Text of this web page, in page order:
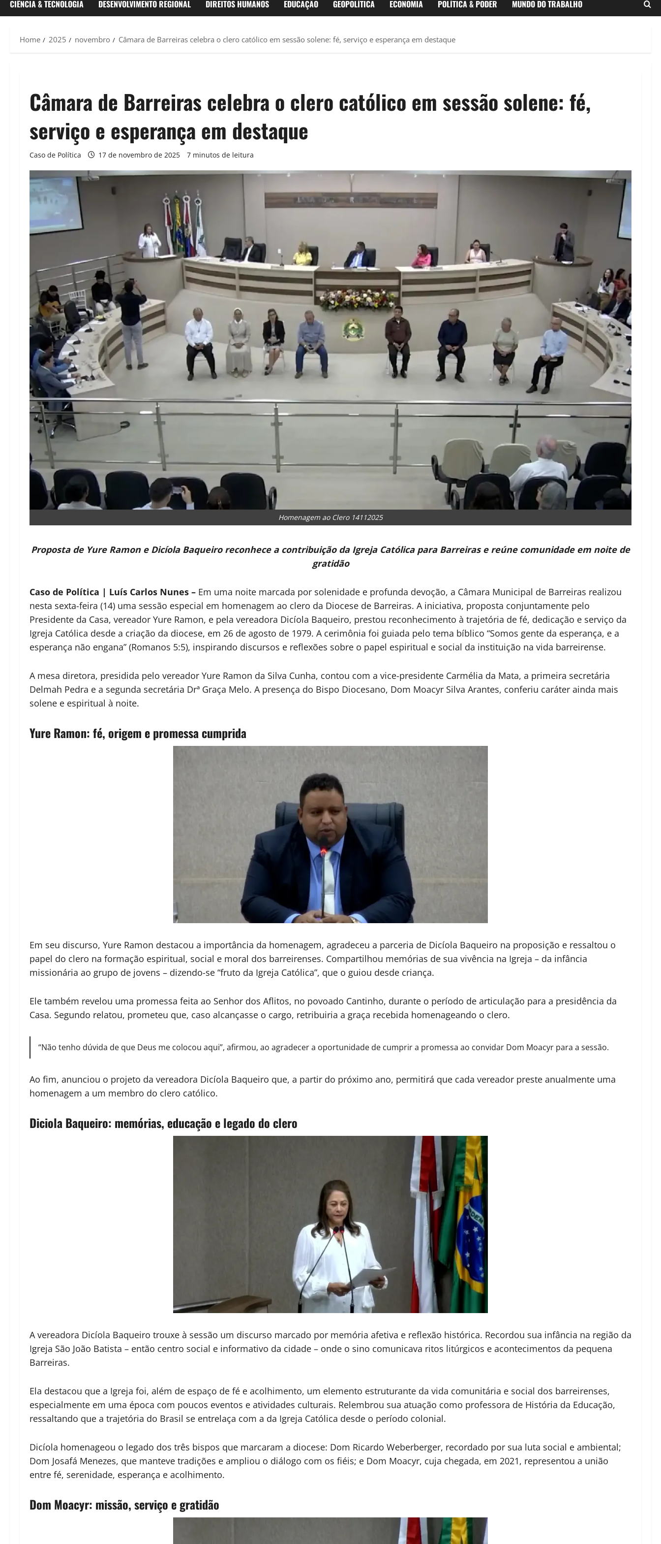
CIÊNCIA & TECNOLOGIA DESENVOLVIMENTO REGIONAL DIREITOS HUMANOS EDUCAÇÃO GEOPOLÍTICA ECONOMIA POLÍTICA & PODER MUNDO DO TRABALHO
Home 2025 novembro Câmara de Barreiras celebra o clero católico em sessão solene: fé, serviço e esperança em destaque
Câmara de Barreiras celebra o clero católico em sessão solene: fé,
serviço e esperança em destaque
Caso de Política 17 de novembro de 2025 7 minutos de leitura
Homenagem ao Clero 14112025
Proposta de Yure Ramon e Dicíola Baqueiro reconhece a contribuição da Igreja Católica para Barreiras e reúne comunidade em noite de
gratidão
Caso de Política | Luís Carlos Nunes – Em uma noite marcada por solenidade e profunda devoção, a Câmara Municipal de Barreiras realizou
nesta sexta-feira (14) uma sessão especial em homenagem ao clero da Diocese de Barreiras. A iniciativa, proposta conjuntamente pelo
Presidente da Casa, vereador Yure Ramon, e pela vereadora Dicíola Baqueiro, prestou reconhecimento à trajetória de fé, dedicação e serviço da
Igreja Católica desde a criação da diocese, em 26 de agosto de 1979. A cerimônia foi guiada pelo tema bíblico “Somos gente da esperança, e a
esperança não engana” (Romanos 5:5), inspirando discursos e reflexões sobre o papel espiritual e social da instituição na vida barreirense.
A mesa diretora, presidida pelo vereador Yure Ramon da Silva Cunha, contou com a vice-presidente Carmélia da Mata, a primeira secretária
Delmah Pedra e a segunda secretária Drª Graça Melo. A presença do Bispo Diocesano, Dom Moacyr Silva Arantes, conferiu caráter ainda mais
solene e espiritual à noite.
Yure Ramon: fé, origem e promessa cumprida
Em seu discurso, Yure Ramon destacou a importância da homenagem, agradeceu a parceria de Dicíola Baqueiro na proposição e ressaltou o
papel do clero na formação espiritual, social e moral dos barreirenses. Compartilhou memórias de sua vivência na Igreja – da infância
missionária ao grupo de jovens – dizendo-se “fruto da Igreja Católica”, que o guiou desde criança.
Ele também revelou uma promessa feita ao Senhor dos Aflitos, no povoado Cantinho, durante o período de articulação para a presidência da
Casa. Segundo relatou, prometeu que, caso alcançasse o cargo, retribuiria a graça recebida homenageando o clero.
“Não tenho dúvida de que Deus me colocou aqui”, afirmou, ao agradecer a oportunidade de cumprir a promessa ao convidar Dom Moacyr para a sessão.
Ao fim, anunciou o projeto da vereadora Dicíola Baqueiro que, a partir do próximo ano, permitirá que cada vereador preste anualmente uma
homenagem a um membro do clero católico.
Diciola Baqueiro: memórias, educação e legado do clero
A vereadora Dicíola Baqueiro trouxe à sessão um discurso marcado por memória afetiva e reflexão histórica. Recordou sua infância na região da
Igreja São João Batista – então centro social e informativo da cidade – onde o sino comunicava ritos litúrgicos e acontecimentos da pequena
Barreiras.
Ela destacou que a Igreja foi, além de espaço de fé e acolhimento, um elemento estruturante da vida comunitária e social dos barreirenses,
especialmente em uma época com poucos eventos e atividades culturais. Relembrou sua atuação como professora de História da Educação,
ressaltando que a trajetória do Brasil se entrelaça com a da Igreja Católica desde o período colonial.
Dicíola homenageou o legado dos três bispos que marcaram a diocese: Dom Ricardo Weberberger, recordado por sua luta social e ambiental;
Dom Josafá Menezes, que manteve tradições e ampliou o diálogo com os fiéis; e Dom Moacyr, cuja chegada, em 2021, representou a união
entre fé, serenidade, esperança e acolhimento.
Dom Moacyr: missão, serviço e gratidão